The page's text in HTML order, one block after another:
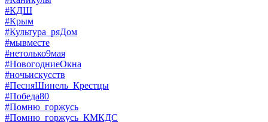
#КДШ
#Крым
#Культура_ряДом
#мывместе
#нетолько9мая
#НовогодниеОкна
#ночьискусств
#ПесняШинель_Крестцы
#Победа80
#Помню_горжусь
#Помню_горжусь_КМКДС